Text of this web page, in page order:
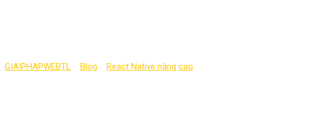
GIAIPHAPWEBTL Blog React Native nâng cao